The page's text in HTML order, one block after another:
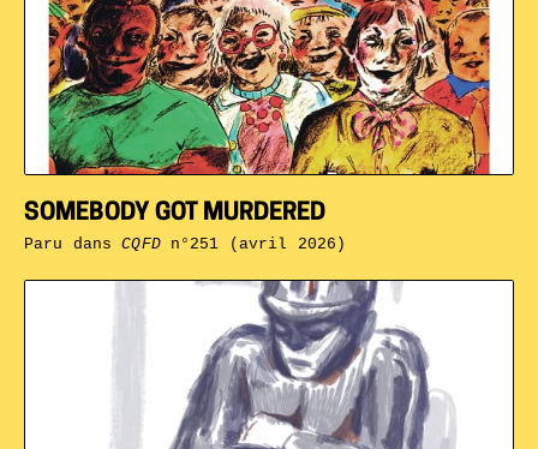
SOMEBODY GOT MURDERED
Paru dansCQFDn°251 (avril 2026)